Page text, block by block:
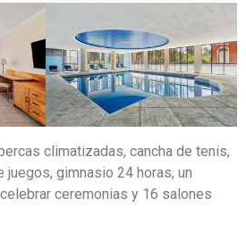
climatizadas, cancha de tenis,
gimnasio 24 horas, un
ceremonias y 16 salones